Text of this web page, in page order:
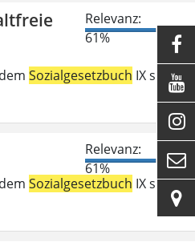
Relevanz:
61%
Sozialgesetzbuch IX sind
Relevanz:
61%
Sozialgesetzbuch IX sind




